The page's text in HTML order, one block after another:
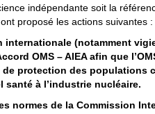
indépendante soit la
proposé les actions suivantes :
internationale (notamment
OMS – AIEA afin que
protection des populations
santé à l’industrie nucléaire.
normes de la Commission